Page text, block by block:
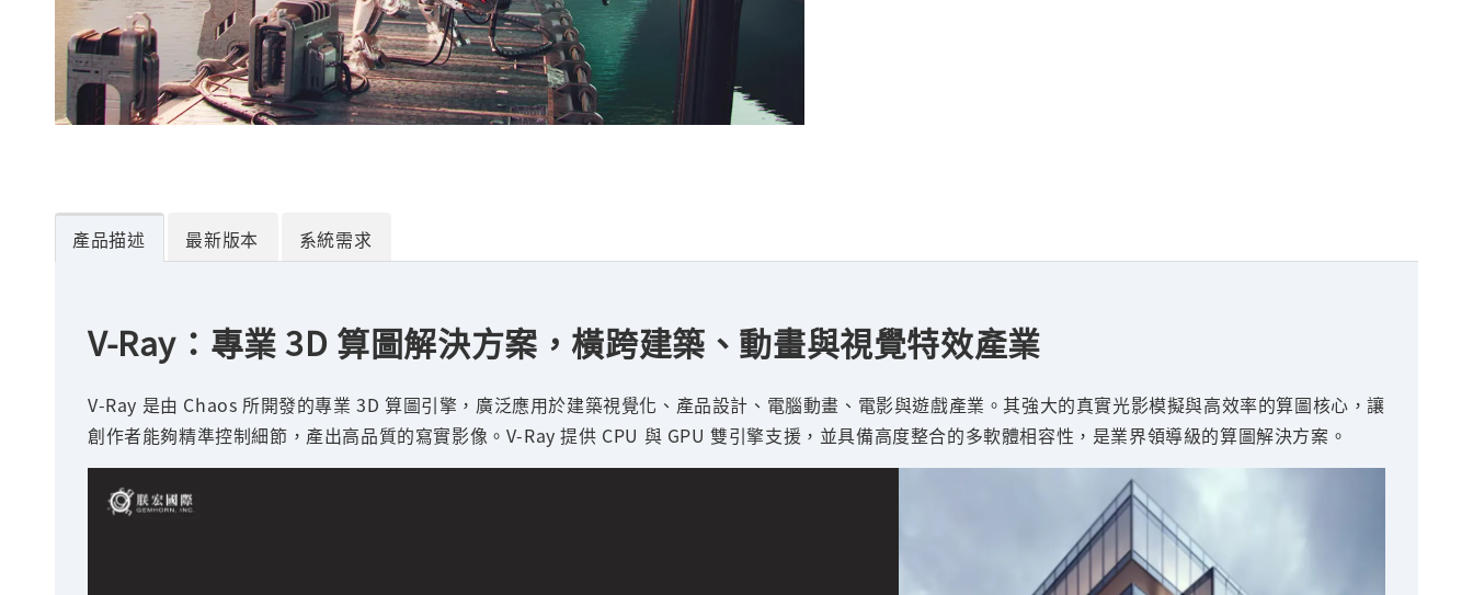
產品描述 最新版本 系統需求
V-Ray：專業 3D 算圖解決方案，橫跨建築、動畫與視覺特效產業
V-Ray 是由 Chaos 所開發的專業 3D 算圖引擎，廣泛應用於建築視覺化、產品設計、電腦動畫、電影與遊戲產業。其強大的真實光影模擬與高效率的算圖核心，讓
創作者能夠精準控制細節，產出高品質的寫實影像。V-Ray 提供 CPU 與 GPU 雙引擎支援，並具備高度整合的多軟體相容性，是業界領導級的算圖解決方案。